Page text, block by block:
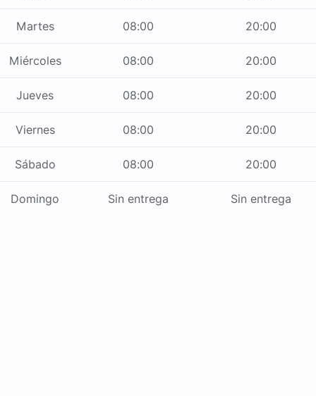
Martes 08:00 20:00
Miércoles 08:00 20:00
Jueves 08:00 20:00
Viernes 08:00 20:00
Sábado 08:00 20:00
Domingo Sin entrega Sin entrega